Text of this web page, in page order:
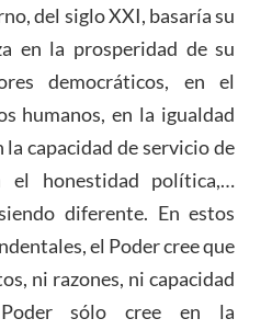
del siglo XXI, basaría su
en la prosperidad de su
democráticos, en el
humanos, en la igualdad
la capacidad de servicio de
el honestidad política,…
diferente. En estos
el Poder cree que
ni razones, ni capacidad
sólo cree en la